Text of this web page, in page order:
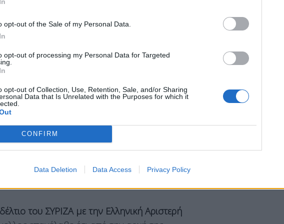
opt-out of the Sale of my Personal Data.
opt-out of processing my Personal Data for Targeted
opt-out of Collection, Use, Retention, Sale, and/or Sharing
Data that Is Unrelated with the Purposes for which it
CONFIRM
Data Deletion Data Access Privacy Policy
να υπάρχει στις επόμενες εκλογές μια -αν
να πέσει το καθεστώς, γιατί για να πέσει το
Άρα δεν έμεινε μόνο στην αξιολόγηση
μας», ανέφερε ο Πρόεδρος του ΣΥΡΙΖΑ,
θέλουμε να συμβάλουμε σε αυτήν, για να
Το καθεστώς χρειάζεται απάντηση και
“σε ποιους απευθύνεται αυτή η απόφαση της
πολίτες. Εμείς λοιπόν επιλέξαμε. Είμαστε
Και στο ερώτημα “γιατί δεν είστε μαζί;”,
την ευθύνη, απάντησε από τώρα θετικά, γιατί
το κοινωνικό ενδιαφέρον, και είμαστε δίπλα
του ΣΥΡΙΖΑ με την Ελληνική Αριστερή